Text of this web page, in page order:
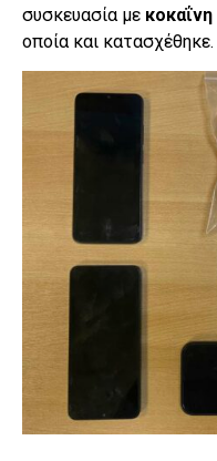
συσκευασία με κοκαΐνη
οποία και κατασχέθηκε.